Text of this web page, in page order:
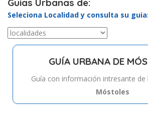
Guias Urbanas de:
Seleciona Localidad y consulta su guia:
GUÍA URBANA DE
Guía con información intresante de
Móstoles